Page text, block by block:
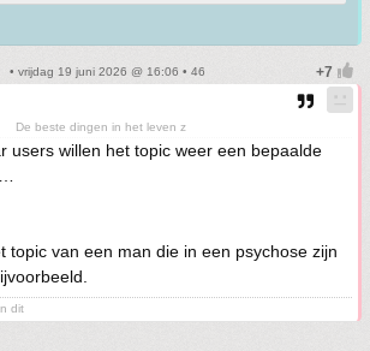
• vrijdag 19 juni 2026 @ 16:06 • 46
De beste dingen in het leven z
users willen het topic weer een bepaalde
topic van een man die in een psychose zijn
dit